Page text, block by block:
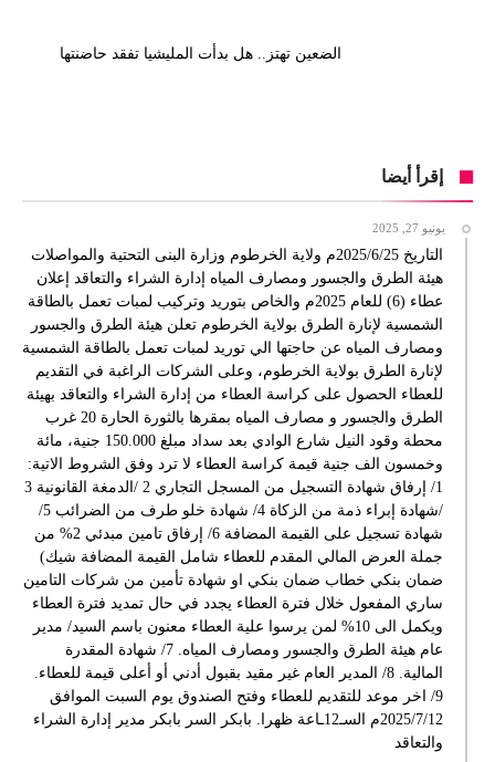
الضعين تهتز.. هل بدأت المليشيا تفقد حاضنتها
إقرأ أيضا
يونيو 27, 2025
التاريخ 2025/6/25م ولاية الخرطوم وزارة البنى التحتية والمواصلات
هيئة الطرق والجسور ومصارف المياه إدارة الشراء والتعاقد إعلان
عطاء (6) للعام 2025م والخاص بتوريد وتركيب لمبات تعمل بالطاقة
الشمسية لإنارة الطرق بولاية الخرطوم تعلن هيئة الطرق والجسور
ومصارف المياه عن حاجتها الي توريد لمبات تعمل بالطاقة الشمسية
لإنارة الطرق بولاية الخرطوم، وعلى الشركات الراغبة في التقديم
للعطاء الحصول على كراسة العطاء من إدارة الشراء والتعاقد بهيئة
الطرق والجسور و مصارف المياه بمقرها بالثورة الحارة 20 غرب
محطة وقود النيل شارع الوادي بعد سداد مبلغ 150.000 جنية، مائة
وخمسون الف جنية قيمة كراسة العطاء لا ترد وفق الشروط الاتية:
1/ إرفاق شهادة التسجيل من المسجل التجاري 2 /الدمغة القانونية 3
/شهادة إبراء ذمة من الزكاة 4/ شهادة خلو طرف من الضرائب 5/
شهادة تسجيل على القيمة المضافة 6/ إرفاق تامين مبدئي 2% من
جملة العرض المالي المقدم للعطاء شامل القيمة المضافة شيك)
ضمان بنكي خطاب ضمان بنكي او شهادة تأمين من شركات التامين
ساري المفعول خلال فترة العطاء يجدد في حال تمديد فترة العطاء
ويكمل الى 10% لمن يرسوا علية العطاء معنون باسم السيد/ مدير
عام هيئة الطرق والجسور ومصارف المياه. 7/ شهادة المقدرة
المالية. 8/ المدير العام غير مقيد بقبول أدني أو أعلى قيمة للعطاء.
9/ اخر موعد للتقديم للعطاء وفتح الصندوق يوم السبت الموافق
2025/7/12م السـ12ـاعة ظهرا. بابكر السر بابكر مدير إدارة الشراء
والتعاقد